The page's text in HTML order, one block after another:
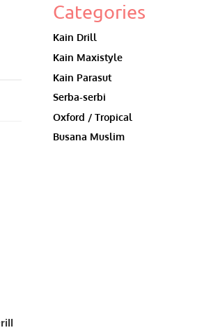
Categories
Kain Drill
Kain Maxistyle
Kain Parasut
Serba-serbi
Oxford / Tropical
Busana Muslim